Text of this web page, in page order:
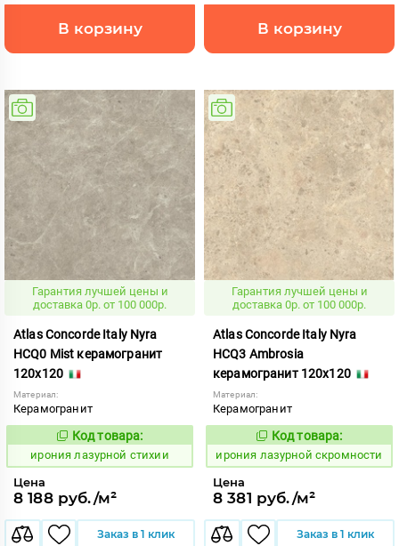
В корзину В корзину
Гарантия лучшей цены и
доставка 0р. от 100 000р.
Atlas Concorde Italy Nyra
HCQ0 Mist керамогранит
120x120
Материал:
Керамогранит
1098973
Код товара:
ирония лазурной стихии
Цена
8 188 руб./м²
Заказ в 1 клик
Гарантия лучшей цены и
доставка 0р. от 100 000р.
Atlas Concorde Italy Nyra
HCQ3 Ambrosia
керамогранит 120x120
Материал:
Керамогранит
1098968
Код товара:
ирония лазурной скромности
Цена
8 381 руб./м²
Заказ в 1 клик